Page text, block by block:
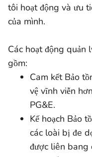
tôi hoạt động và ưu
của mình.
Các hoạt động
gồm:
Cam kết Bảo
vệ vĩnh viễn
PG&E.
Kế hoạch Bảo
các loài bị đe
được liên bang